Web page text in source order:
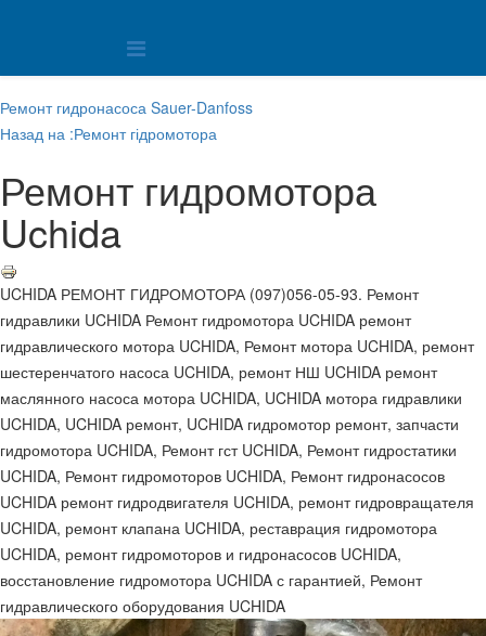
Ремонт гидронасоса Sauer-Danfoss
Назад на :Ремонт гідромотора
Ремонт гидромотора
Uchida
UCHIDA РЕМОНТ ГИДРОМОТОРА (097)056-05-93. Ремонт
гидравлики UCHIDA Ремонт гидромотора UCHIDA ремонт
гидравлического мотора UCHIDA, Ремонт мотора UCHIDA, ремонт
шестеренчатого насоса UCHIDA, ремонт НШ UCHIDA ремонт
маслянного насоса мотора UCHIDA, UCHIDA мотора гидравлики
UCHIDA, UCHIDA ремонт, UCHIDA гидромотор ремонт, запчасти
гидромотора UCHIDA, Ремонт гст UCHIDA, Ремонт гидростатики
UCHIDA, Ремонт гидромоторов UCHIDA, Ремонт гидронасосов
UCHIDA ремонт гидродвигателя UCHIDA, ремонт гидровращателя
UCHIDA, ремонт клапана UCHIDA, реставрация гидромотора
UCHIDA, ремонт гидромоторов и гидронасосов UCHIDA,
восстановление гидромотора UCHIDA с гарантией, Ремонт
гидравлического оборудования UCHIDA